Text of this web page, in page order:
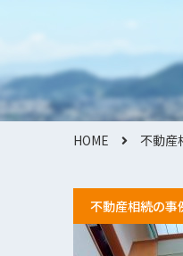
HOME 不動産
不動産相続の事